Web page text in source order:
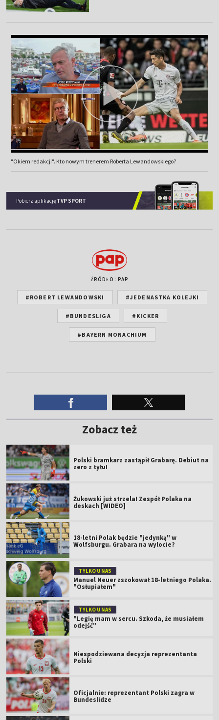
"Okiem redakcji". Kto nowym trenerem Roberta Lewandowskiego?
Pobierz aplikację TVP SPORT
ŹRÓDŁO: PAP
#ROBERT LEWANDOWSKI #JEDENASTKA KOLEJKI
#BUNDESLIGA #KICKER
#BAYERN MONACHIUM
Zobacz też
Polski bramkarz zastąpił Grabarę. Debiut na
zero z tyłu!
Żukowski już strzela! Zespół Polaka na
deskach [WIDEO]
18-letni Polak będzie "jedynką" w
Wolfsburgu. Grabara na wylocie?
TYLKO U NAS
Manuel Neuer zszokował 18-letniego Polaka.
"Osłupiałem"
TYLKO U NAS
"Legię mam w sercu. Szkoda, że musiałem
odejść"
Niespodziewana decyzja reprezentanta
Polski
Oficjalnie: reprezentant Polski zagra w
Bundeslidze